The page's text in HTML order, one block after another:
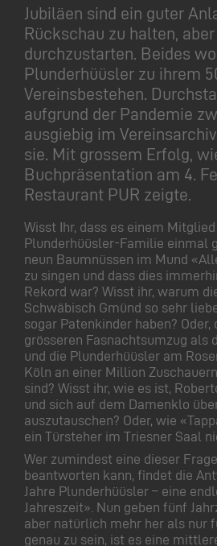
Jubiläen sind ein guter
Rückschau zu halten,
durchzustarten. Beides
Plunderhüüsler zu ihrem
Vereinsbestehen.
aufgrund der Pandemie
ausgiebig im
sie. Mit grossem Erfolg,
Buchpräsentation am 4.
Restaurant PUR zeigte.
Wisst Ihr, dass es einem
Plunderhüüsler-Familie einmal
neun Baumnüssen im Mund
zu singen und dass dies
Rekord war? Wisst ihr, warum
Schwäbisch Gmünd so sehr
sogar Patenkinder haben? Oder,
grösseren Fasnachtsumzug als
und die Plunderhüüsler am
Köln an einer Million
sind? Wisst ihr, wie es ist,
und sich auf dem Damenklo
auszutauschen? Oder, wie
ein Türsteher im Triesner Saal
Wer zumindest eine dieser
beantworten kann, findet die
Jahre Plunderhüüsler – eine
Jahreszeit». Nun geben fünf
aber natürlich mehr her als nur
genau zu sein, ist es eine